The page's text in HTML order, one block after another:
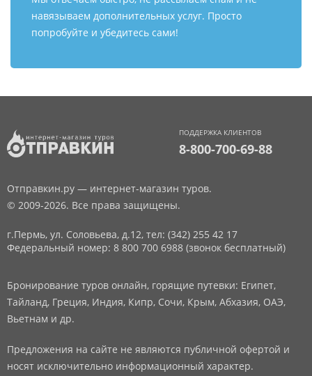
навязываем дополнительных услуг. Просто
попробуйте и убедитесь сами!
ПОДДЕРЖКА КЛИЕНТОВ
8-800-700-69-88
Отправкин.ру — интернет-магазин туров.
© 2009-2026. Все права защищены.
г.Пермь, ул. Соловьева, д.12, тел: (342) 255 42 17
Федеральный номер: 8 800 700 6988 (звонок бесплатный)
Бронирование туров онлайн, горящие путевки: Египет,
Тайланд, Греция, Индия, Кипр, Сочи, Крым, Абхазия, ОАЭ,
Вьетнам и др.
Предложения на сайте не являются публичной офертой и
носят исключительно информационный характер.